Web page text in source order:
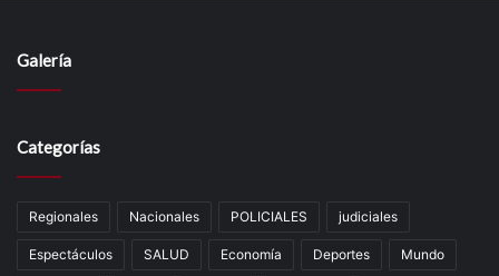
Galería
Categorías
Regionales Nacionales POLICIALES judiciales
Espectáculos SALUD Economía Deportes Mundo